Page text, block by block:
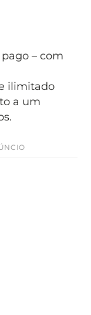
– com
ilimitado
a um